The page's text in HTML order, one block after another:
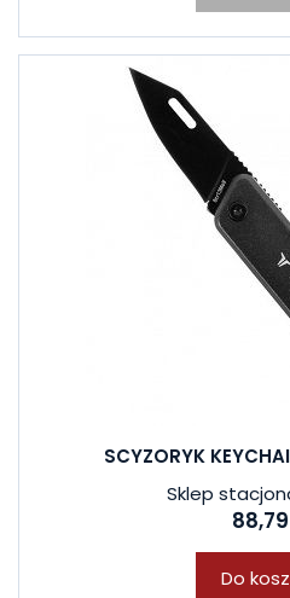
SCYZORYK
Sklep
88,79
Do